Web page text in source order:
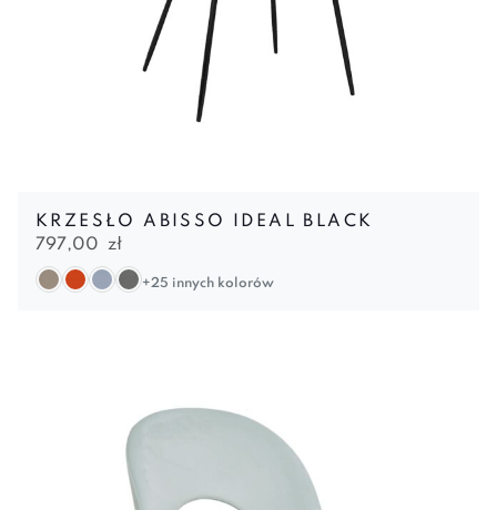
KRZESŁO ABISSO IDEAL BLACK
797,00 zł
+25 innych kolorów